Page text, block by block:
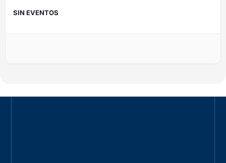
SIN EVENTOS